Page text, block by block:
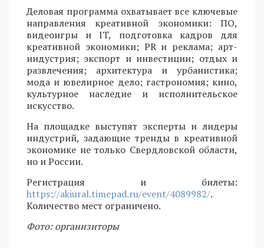
Деловая программа охватывает все ключевые
направления креативной экономики: ПО,
видеоигры и IT, подготовка кадров для
креативной экономики; PR и реклама; арт-
индустрия; экспорт и инвестиции; отдых и
развлечения; архитектура и урбанистика;
мода и ювелирное дело; гастрономия; кино,
культурное наследие и исполнительское
искусство.
На площадке выступят эксперты и лидеры
индустрий, задающие тренды в креативной
экономике не только Свердловской области,
но и России.
Регистрация и билеты:
https://akiural.timepad.ru/event/4089982/.
Количество мест ограничено.
Фото: организиторы